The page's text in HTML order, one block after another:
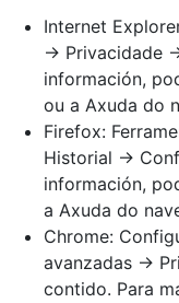
Internet
-> Privacidade
información,
ou a Axuda do
Firefox:
Historial ->
información,
a Axuda do
Chrome:
avanzadas ->
contido. Para